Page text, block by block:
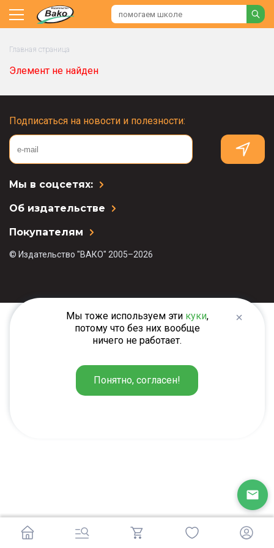
Главная страница
Элемент не найден
Подписаться на новости и полезности:
Мы в соцсетях:
Об издательстве
Покупателям
© Издательство "ВАКО" 2005–2026
Мы тоже используем эти куки,
потому что без них вообще
ничего не работает.
Понятно, согласен!